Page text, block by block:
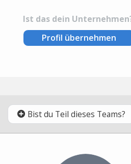
Ist das dein
Profil übernehmen
Bist du Teil dieses Teams?